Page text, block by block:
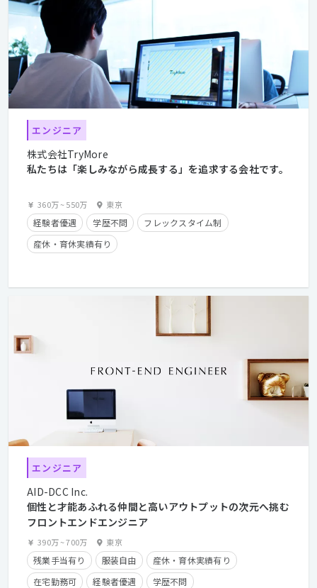
エンジニア
株式会社TryMore
私たちは「楽しみながら成長する」を追求する会社です。
360万~550万 東京
経験者優遇 学歴不問
フレックスタイム制
産休・育休実績有り
エンジニア
AID-DCC Inc.
個性と才能あふれる仲間と高いアウトプットの次元へ挑む
フロントエンドエンジニア
390万~700万 東京
残業手当有り 服装自由
産休・育休実績有り
在宅勤務可
経験者優遇
学歴不問